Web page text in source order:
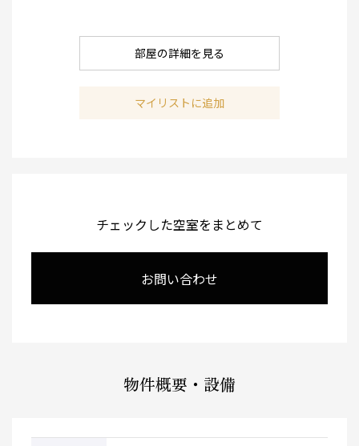
部屋の詳細を見る
マイリストに追加
チェックした空室をまとめて
お問い合わせ
物件概要・設備